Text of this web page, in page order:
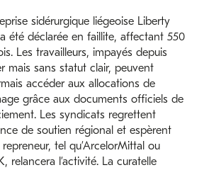
sidérurgique liégeoise Liberty
été déclarée en faillite, affectant 550
Les travailleurs, impayés depuis
mais sans statut clair, peuvent
accéder aux allocations de
grâce aux documents officiels de
Les syndicats regrettent
de soutien régional et espèrent
repreneur, tel qu’ArcelorMittal ou
relancera l’activité. La curatelle